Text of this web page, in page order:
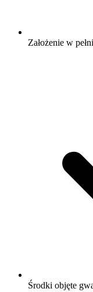
Założenie w
Środki objęte